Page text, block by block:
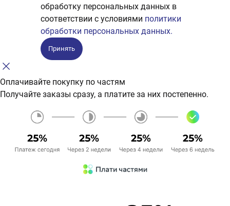
обработку персональных данных в
соответствии с условиями политики
обработки персональных данных.
Принять
Оплачивайте покупку по частям
Получайте заказы сразу, а платите за них постепенно.